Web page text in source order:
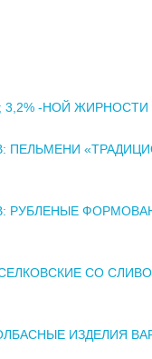
3,2% -НОЙ ЖИРНОСТИ
ПЕЛЬМЕНИ
РУБЛЕНЫЕ
СО
ИЗДЕЛИЯ